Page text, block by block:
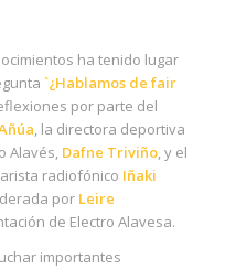
ha tenido lugar
`¿Hablamos de fair
por parte del
, la directora deportiva
Alavés, Dafne Triviño, y el
radiofónico Iñaki
por Leire
de Electro Alavesa.
importantes